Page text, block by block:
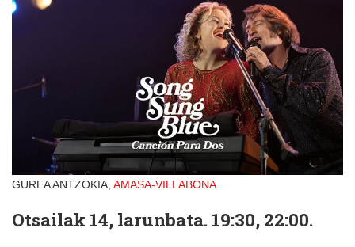
GUREA ANTZOKIA, AMASA-VILLABONA
Otsailak 14, larunbata. 19:30, 22:00.